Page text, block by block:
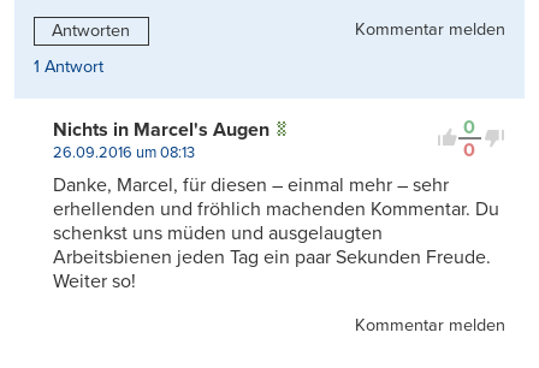
Antworten
Kommentar melden
1 Antwort
0
0
Nichts in Marcel's Augen
26.09.2016 um 08:13
Danke, Marcel, für diesen – einmal mehr – sehr
erhellenden und fröhlich machenden Kommentar. Du
schenkst uns müden und ausgelaugten
Arbeitsbienen jeden Tag ein paar Sekunden Freude.
Weiter so!
Kommentar melden